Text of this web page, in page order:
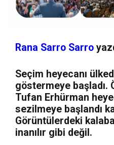
Rana Sarro Sarro
Seçim heyecanı
göstermeye başladı.
Tufan Erhürman
sezilmeye başlandı
Görüntülerdeki
inanılır gibi değil.